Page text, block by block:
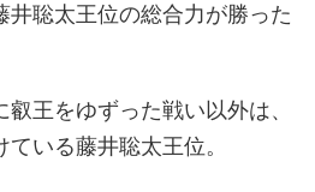
井聡太王位の総合力が勝った
王をゆずった戦い以外は、
いる藤井聡太王位。